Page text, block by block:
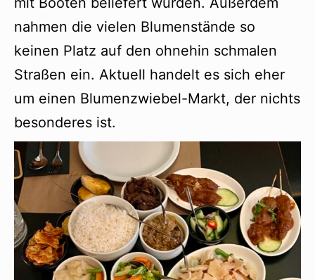
nahmen die vielen Blumenstände so
keinen Platz auf den ohnehin schmalen
Straßen ein. Aktuell handelt es sich eher
um einen Blumenzwiebel-Markt, der nichts
besonderes ist.